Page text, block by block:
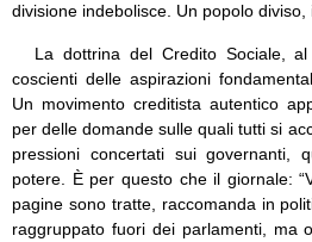
divisione indebolisce. Un popolo diviso,
La dottrina del Credito Sociale,
coscienti delle aspirazioni
Un movimento creditista autentico
per delle domande sulle quali tutti si
pressioni concertati sui governanti,
potere. È per questo che il giornale:
pagine sono tratte, raccomanda in
raggruppato fuori dei parlamenti, ma